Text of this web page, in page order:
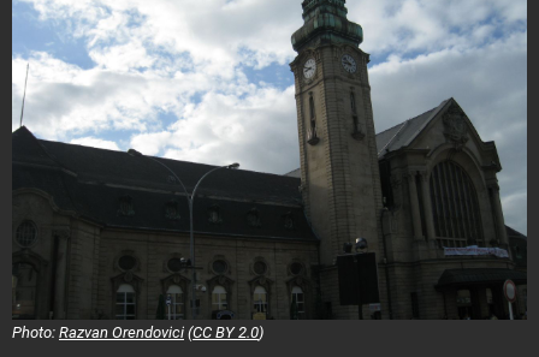
Photo: Razvan Orendovici (CC BY 2.0)